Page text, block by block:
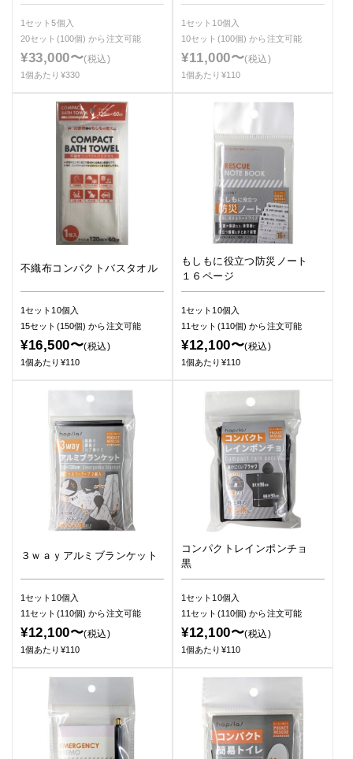
1セット5個入
20セット(100個)から注文可能
¥33,000〜(税込)
1個あたり¥330
1セット10個入
10セット(100個)から注文可能
¥11,000〜(税込)
1個あたり¥110
不織布コンパクトバスタオル
1セット10個入
15セット(150個)から注文可能
¥16,500〜(税込)
1個あたり¥110
もしもに役立つ防災ノート
１６ページ
1セット10個入
11セット(110個)から注文可能
¥12,100〜(税込)
1個あたり¥110
３ｗａｙアルミブランケット
1セット10個入
11セット(110個)から注文可能
¥12,100〜(税込)
1個あたり¥110
コンパクトレインポンチョ
黒
1セット10個入
11セット(110個)から注文可能
¥12,100〜(税込)
1個あたり¥110